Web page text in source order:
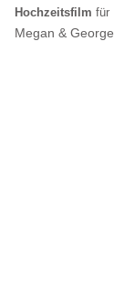
Hochzeitsfilm für
Megan & George